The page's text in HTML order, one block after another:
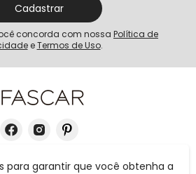
Cadastrar
concorda com nossa Política de
e Termos de Uso.
para garantir que você obtenha a